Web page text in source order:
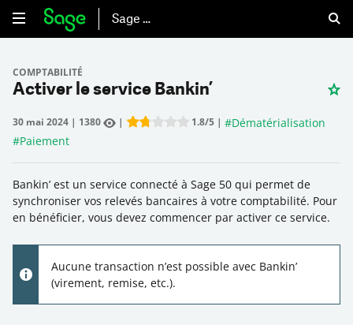
Sage 50
COMPTABILITÉ
Activer le service Bankin’
30 mai 2024 | 1380 |
Rate this item: Submit Rating
1.8/5 | #Dématérialisation
#Paiement
Bankin’ est un service connecté à Sage 50 qui permet de
synchroniser vos relevés bancaires à votre comptabilité. Pour
en bénéficier, vous devez commencer par activer ce service.
Aucune transaction n’est possible avec Bankin’
(virement, remise, etc.).